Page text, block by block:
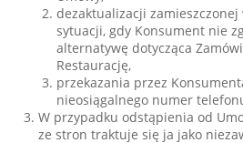
dezaktualizacji
sytuacji, gdy Konsument nie
alternatywę dotycząca
Restaurację,
przekazania przez
nieosiągalnego numer
W przypadku odstąpienia od
ze stron traktuje się ja jako